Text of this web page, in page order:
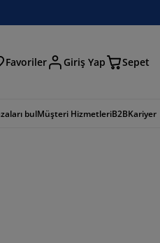
Favoriler Giriş Yap Sepet
bulMüşteri HizmetleriB2BKariyer